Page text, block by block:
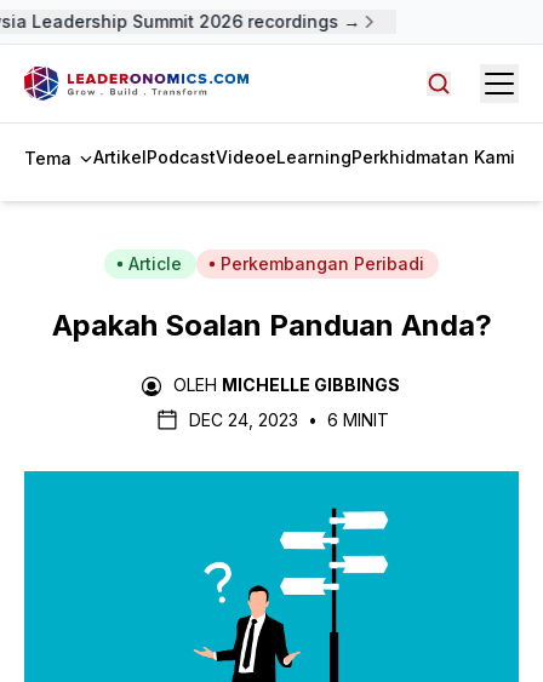
Leadership Summit 2026 recordings →
Tema ArtikelPodcastVideoeLearningPerkhidmatan Kami
Article Perkembangan Peribadi
Apakah Soalan Panduan Anda?
OLEH MICHELLE GIBBINGS
DEC 24, 2023
• 6 MINIT